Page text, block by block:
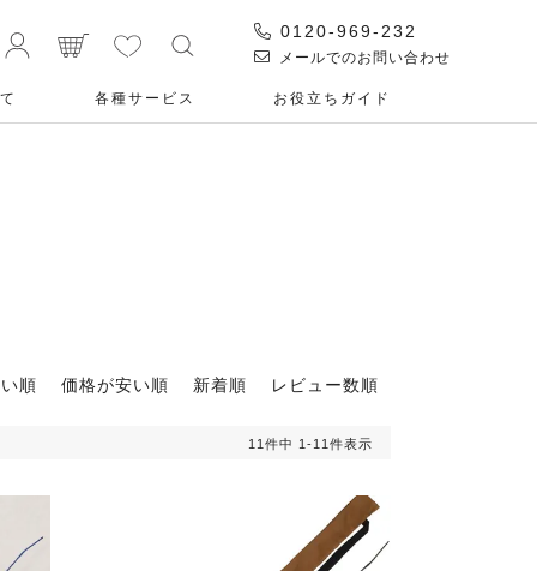
0120-969-232
メールでのお問い合わせ
各種サービス お役⽴ちガイド
順 価格が安い順 新着順 レビュー数順
11 件中 1 -11 件表示